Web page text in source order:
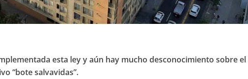
esta ley y aún hay mucho desconocimiento sobre el
“bote salvavidas”.